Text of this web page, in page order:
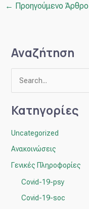
← Προηγούμενο Άρθρο
Αναζήτηση
α
η
Κατηγορίες
Uncategorized
Ανακοινώσεις
Γενικές Πληροφορίες
Covid-19-psy
Covid-19-soc